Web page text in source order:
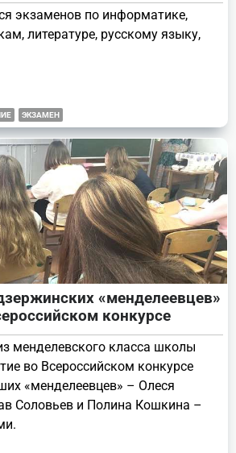
экзаменов по информатике,
литературе, русскому языку,
ЭКЗАМЕН
«менделеевцев»
конкурсе
менделевского класса школы
во Всероссийском конкурсе
«менделеевцев» – Олеся
Соловьев и Полина Кошкина –